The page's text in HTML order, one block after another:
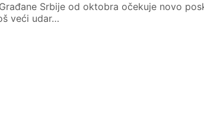
Srbije od oktobra očekuje novo
veći udar…